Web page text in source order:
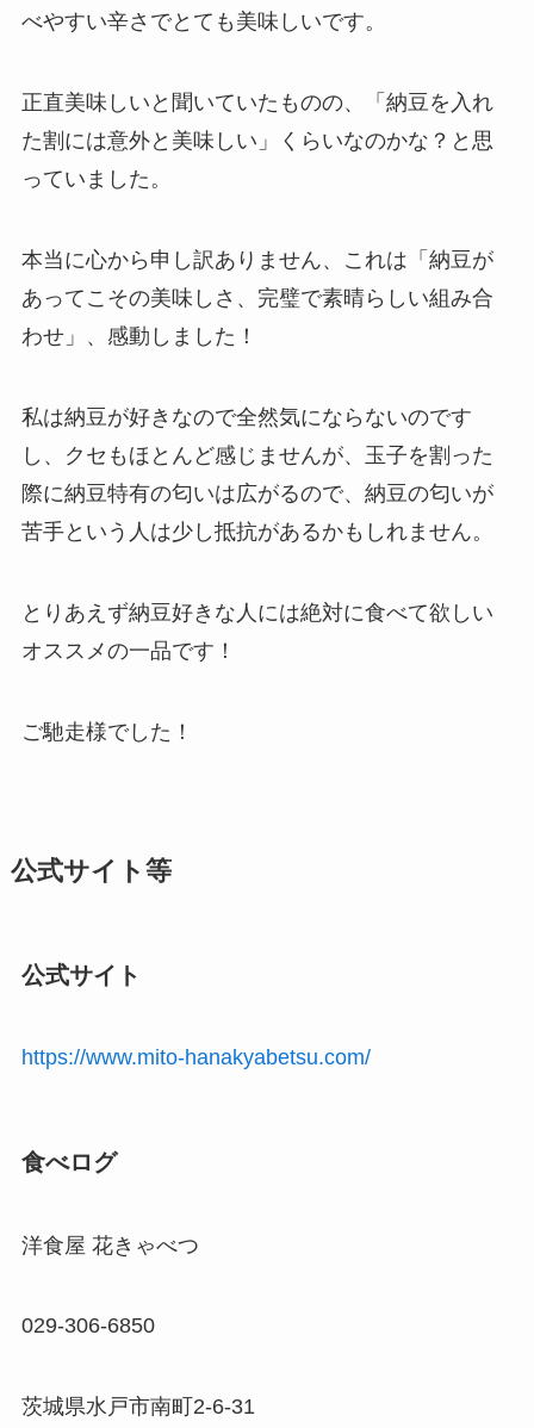
べやすい辛さでとても美味しいです。
正直美味しいと聞いていたものの、「納豆を入れ
た割には意外と美味しい」くらいなのかな？と思
っていました。
本当に心から申し訳ありません、これは「納豆が
あってこその美味しさ、完璧で素晴らしい組み合
わせ」、感動しました！
私は納豆が好きなので全然気にならないのです
し、クセもほとんど感じませんが、玉子を割った
際に納豆特有の匂いは広がるので、納豆の匂いが
苦手という人は少し抵抗があるかもしれません。
とりあえず納豆好きな人には絶対に食べて欲しい
オススメの一品です！
ご馳走様でした！
公式サイト等
公式サイト
https://www.mito-hanakyabetsu.com/
食べログ
洋食屋 花きゃべつ
029-306-6850
茨城県水戸市南町2-6-31